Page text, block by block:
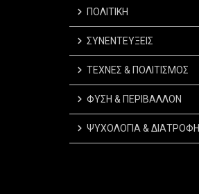
ΠΟΛΙΤΙΚΗ
ΣΥΝΕΝΤΕΥΞΕΙΣ
ΤΕΧΝΕΣ & ΠΟΛΙΤΙΣΜΟΣ
ΦΥΣΗ & ΠΕΡΙΒΑΛΛΟΝ
ΨΥΧΟΛΟΓΙΑ & ΔΙΑΤΡΟΦΗ